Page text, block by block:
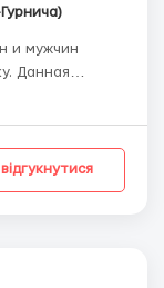
Данная
відгукнутися